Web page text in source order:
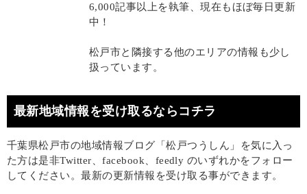
6,000記事以上を執筆、現在もほぼ毎日更新
中！
松戸市と隣接する他のエリアの情報も少し
扱っています。
最新地域情報を受け取るならコチラ
千葉県松戸市の地域情報ブログ「松戸つうしん」を気に入っ
た方は是非Twitter、facebook、feedly のいずれかをフォロー
してください。最新の更新情報を受け取る事ができます。